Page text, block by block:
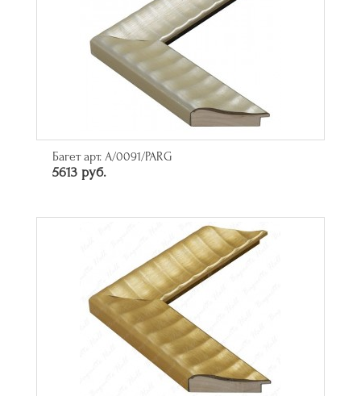
Багет арт. A/0091/PARG
5613 руб.